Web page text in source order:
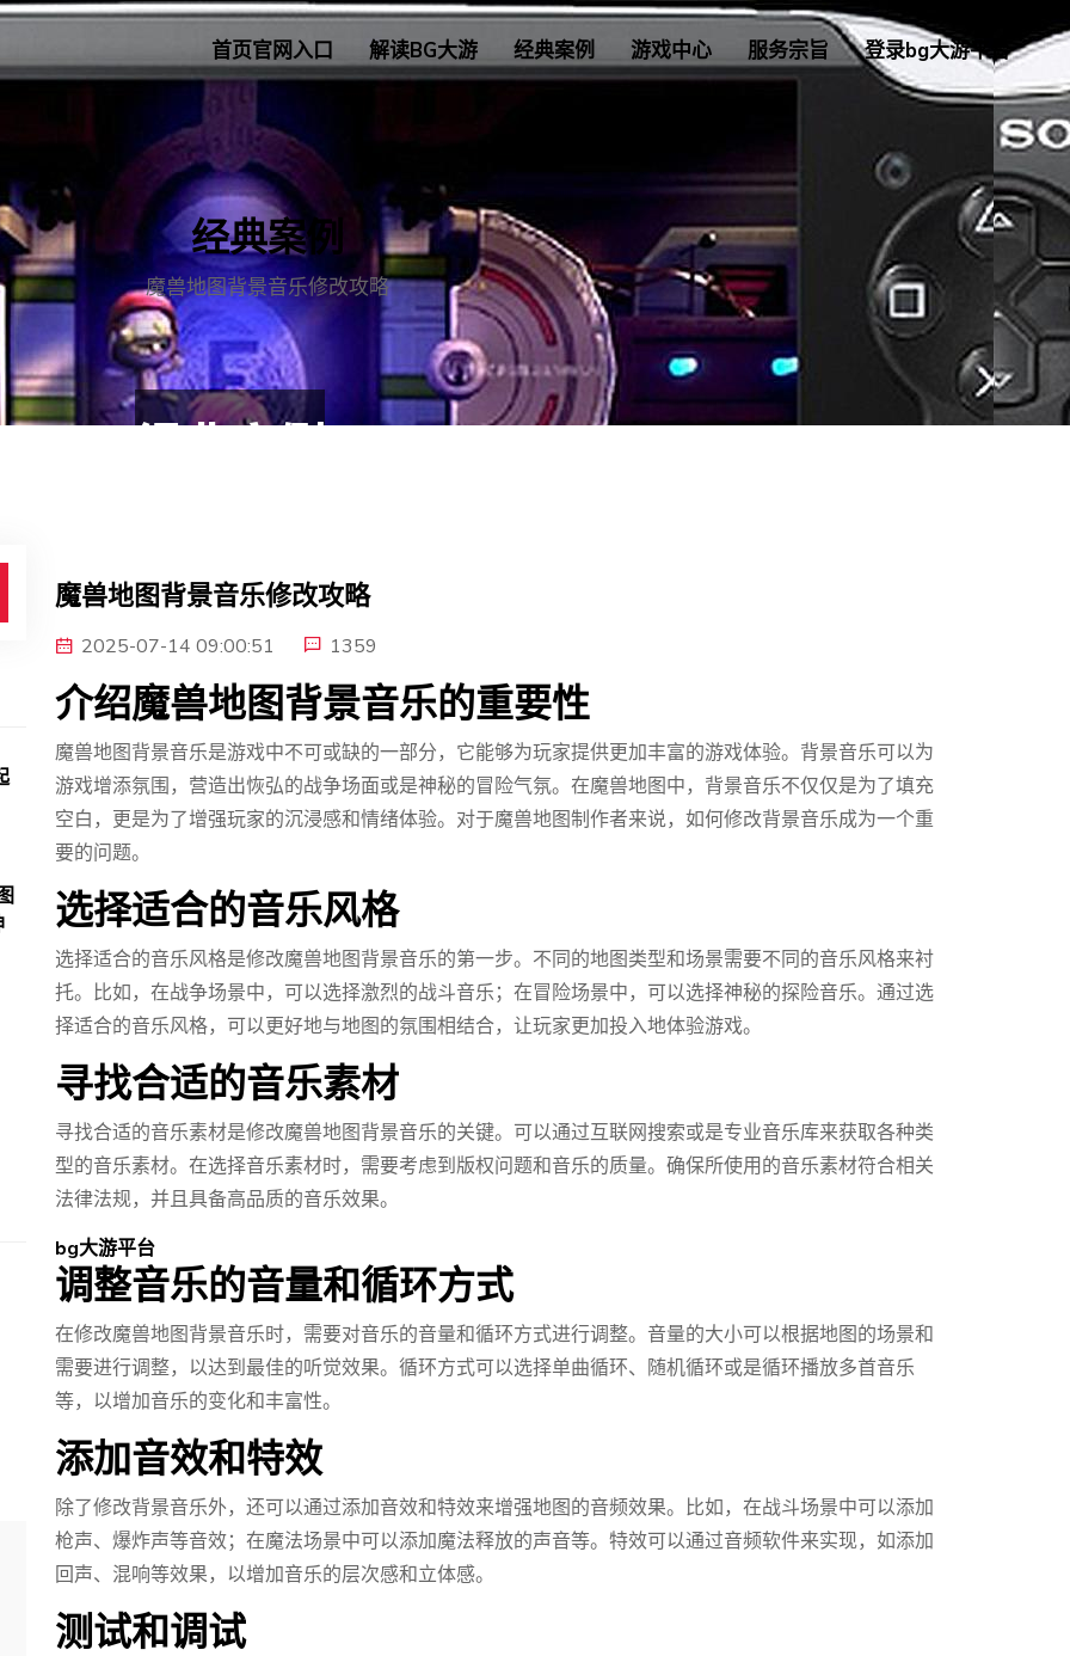
首页官网入口 解读BG大游 经典案例 游戏中心 服务宗旨 登录bg大游平台
经典案例
魔兽地图背景音乐修改攻略
魔兽地图背景音乐修改攻略
2025-07-14 09:00:51 1359
介绍魔兽地图背景音乐的重要性
魔兽地图背景音乐是游戏中不可或缺的一部分，它能够为玩家提供更加丰富的游戏体验。背景音乐可以为
游戏增添氛围，营造出恢弘的战争场面或是神秘的冒险气氛。在魔兽地图中，背景音乐不仅仅是为了填充
空白，更是为了增强玩家的沉浸感和情绪体验。对于魔兽地图制作者来说，如何修改背景音乐成为一个重
要的问题。
选择适合的音乐风格
选择适合的音乐风格是修改魔兽地图背景音乐的第一步。不同的地图类型和场景需要不同的音乐风格来衬
托。比如，在战争场景中，可以选择激烈的战斗音乐；在冒险场景中，可以选择神秘的探险音乐。通过选
择适合的音乐风格，可以更好地与地图的氛围相结合，让玩家更加投入地体验游戏。
寻找合适的音乐素材
寻找合适的音乐素材是修改魔兽地图背景音乐的关键。可以通过互联网搜索或是专业音乐库来获取各种类
型的音乐素材。在选择音乐素材时，需要考虑到版权问题和音乐的质量。确保所使用的音乐素材符合相关
法律法规，并且具备高品质的音乐效果。
bg大游平台
调整音乐的音量和循环方式
在修改魔兽地图背景音乐时，需要对音乐的音量和循环方式进行调整。音量的大小可以根据地图的场景和
需要进行调整，以达到最佳的听觉效果。循环方式可以选择单曲循环、随机循环或是循环播放多首音乐
等，以增加音乐的变化和丰富性。
添加音效和特效
除了修改背景音乐外，还可以通过添加音效和特效来增强地图的音频效果。比如，在战斗场景中可以添加
枪声、爆炸声等音效；在魔法场景中可以添加魔法释放的声音等。特效可以通过音频软件来实现，如添加
回声、混响等效果，以增加音乐的层次感和立体感。
测试和调试